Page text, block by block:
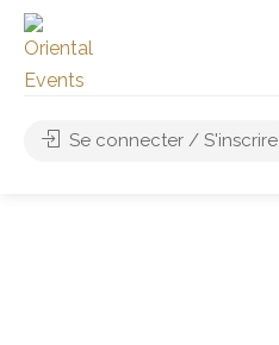
Se connecter / S'inscrire